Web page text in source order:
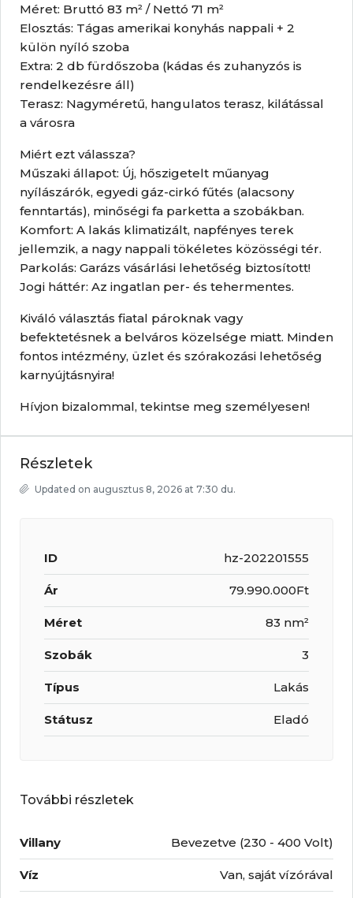
Méret: Bruttó 83 m² / Nettó 71 m²
Elosztás: Tágas amerikai konyhás nappali + 2
külön nyíló szoba
Extra: 2 db fürdőszoba (kádas és zuhanyzós is
rendelkezésre áll)
Terasz: Nagyméretű, hangulatos terasz, kilátással
a városra
Miért ezt válassza?
Műszaki állapot: Új, hőszigetelt műanyag
nyílászárók, egyedi gáz-cirkó fűtés (alacsony
fenntartás), minőségi fa parketta a szobákban.
Komfort: A lakás klimatizált, napfényes terek
jellemzik, a nagy nappali tökéletes közösségi tér.
Parkolás: Garázs vásárlási lehetőség biztosított!
Jogi háttér: Az ingatlan per- és tehermentes.
Kiváló választás fiatal pároknak vagy
befektetésnek a belváros közelsége miatt. Minden
fontos intézmény, üzlet és szórakozási lehetőség
karnyújtásnyira!
Hívjon bizalommal, tekintse meg személyesen!
Részletek
Updated on augusztus 8, 2026 at 7:30 du.
ID hz-202201555
Ár 79.990.000Ft
Méret 83 nm²
Szobák 3
Típus Lakás
Státusz Eladó
További részletek
Villany Bevezetve (230 - 400 Volt)
Víz Van, saját vízórával